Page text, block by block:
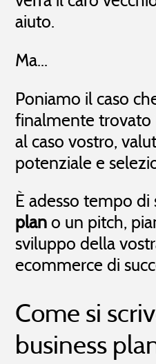
aiuto.
Ma...
Poniamo il caso
finalmente
al caso vostro,
potenziale e
È adesso tempo di
plano un pitch,
sviluppo della
ecommerce di
Come si
business